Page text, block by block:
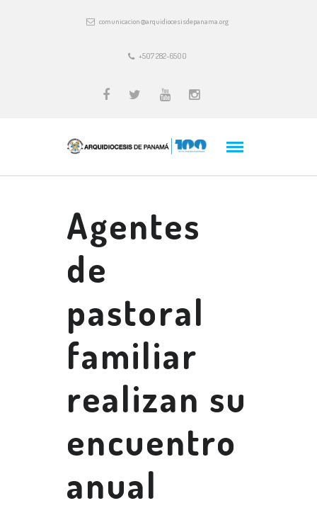
comunicacion@arquidiocesisdepanama.org
+507 282-6500
Agentes
de
pastoral
familiar
realizan su
encuentro
anual